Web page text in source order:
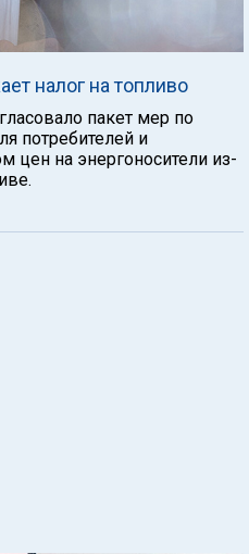
налог на топливо
пакет мер по
потребителей и
цен на энергоносители из-